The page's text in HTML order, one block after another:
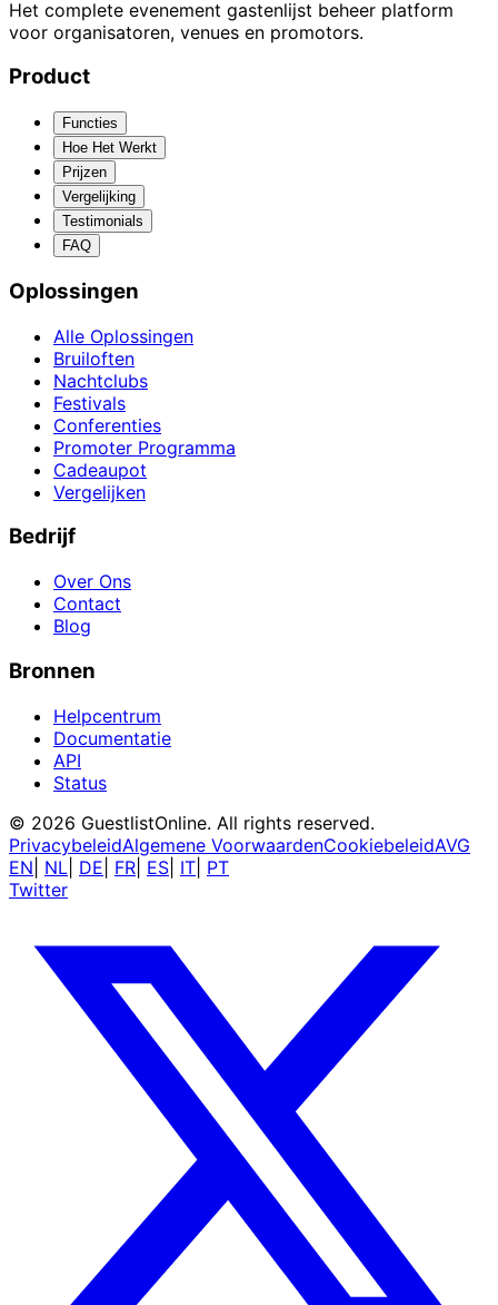
Het complete evenement gastenlijst beheer platform
voor organisatoren, venues en promotors.
Product
Functies
Hoe Het Werkt
Prijzen
Vergelijking
Testimonials
FAQ
Oplossingen
Alle Oplossingen
Bruiloften
Nachtclubs
Festivals
Conferenties
Promoter Programma
Cadeaupot
Vergelijken
Bedrijf
Over Ons
Contact
Blog
Bronnen
Helpcentrum
Documentatie
API
Status
© 2026 GuestlistOnline. All rights reserved.
PrivacybeleidAlgemene VoorwaardenCookiebeleidAVG
EN NL DE FR ES IT PT
Twitter